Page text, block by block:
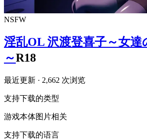
NSFW
淫乱OL 沢渡登喜子～女達
～R18
最近更新 · 2,662 次浏览
支持下载的类型
游戏本体图片相关
支持下载的语言